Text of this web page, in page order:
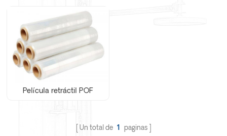
Película retráctil POF
Un total de 1 paginas